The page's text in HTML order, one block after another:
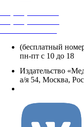
(бесплатный
пн-пт с 10 до 18
Издательство
а/я 54, Москва,